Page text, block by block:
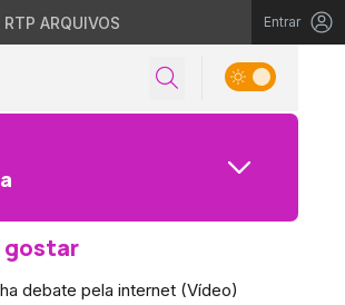
RTP ARQUIVOS Entrar
gostar
debate pela internet (Vídeo)